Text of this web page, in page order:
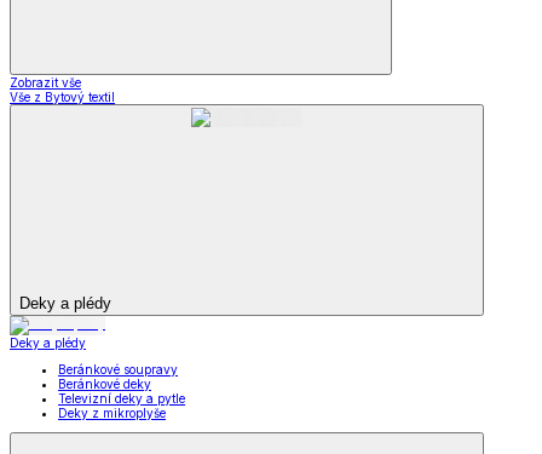
Zobrazit vše
Vše z Bytový textil
Deky a plédy
Deky a plédy
Beránkové soupravy
Beránkové deky
Televizní deky a pytle
Deky z mikroplyše